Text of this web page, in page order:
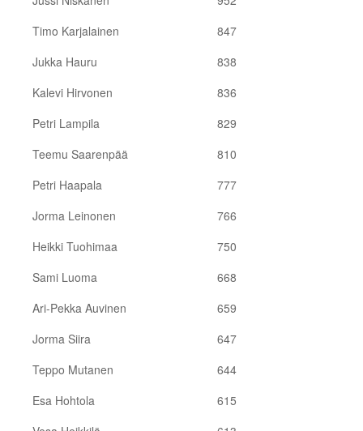
Timo Karjalainen
847
Jukka Hauru
838
Kalevi Hirvonen
836
Petri Lampila
829
Teemu Saarenpää
810
Petri Haapala
777
Jorma Leinonen
766
Heikki Tuohimaa
750
Sami Luoma
668
Ari-Pekka Auvinen
659
Jorma Siira
647
Teppo Mutanen
644
Esa Hohtola
615